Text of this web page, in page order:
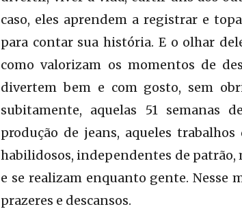
caso, eles aprendem a registrar e
para contar sua história. E o olhar
como valorizam os momentos de
divertem bem e com gosto, sem
subitamente, aquelas 51 semanas
produção de jeans, aqueles
habilidosos, independentes de patrão,
e se realizam enquanto gente. Nesse
prazeres e descansos.